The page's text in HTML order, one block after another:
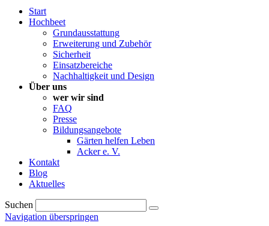
Start
Hochbeet
Grundausstattung
Erweiterung und Zubehör
Sicherheit
Einsatzbereiche
Nachhaltigkeit und Design
Über uns
wer wir sind
FAQ
Presse
Bildungsangebote
Gärten helfen Leben
Acker e. V.
Kontakt
Blog
Aktuelles
Suchen
Navigation überspringen